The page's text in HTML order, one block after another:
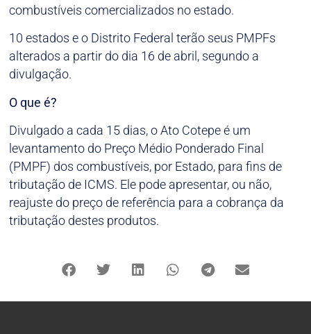
combustíveis comercializados no estado.
10 estados e o Distrito Federal terão seus PMPFs
alterados a partir do dia 16 de abril, segundo a
divulgação.
O que é?
Divulgado a cada 15 dias, o Ato Cotepe é um
levantamento do Preço Médio Ponderado Final
(PMPF) dos combustíveis, por Estado, para fins de
tributação de ICMS. Ele pode apresentar, ou não,
reajuste do preço de referência para a cobrança da
tributação destes produtos.